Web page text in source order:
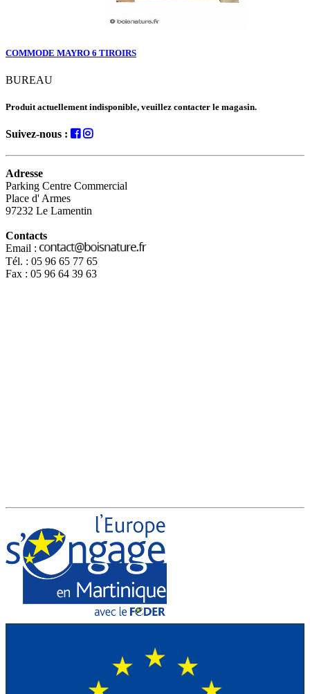
COMMODE MAYRO 6 TIROIRS
BUREAU
Produit actuellement indisponible, veuillez contacter le magasin.
Suivez-nous :
Adresse
Parking Centre Commercial
Place d' Armes
97232 Le Lamentin
Contacts
Email :
Tél. : 05 96 65 77 65
Fax : 05 96 64 39 63